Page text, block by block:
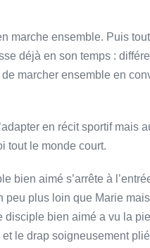
marche ensemble. Puis
déjà en son temps :
marcher ensemble en
en récit sportif mais
tout le monde court.
bien aimé s’arrête à
plus loin que Marie
disciple bien aimé a vu la
le drap soigneusement